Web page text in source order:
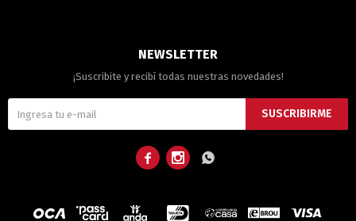
NEWSLETTER
¡Suscribite y recibí todas nuestras novedades!
SUSCRIBIRME
  